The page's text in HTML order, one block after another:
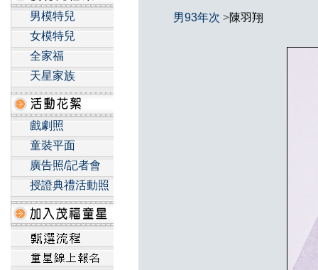
男模特兒
女模特兒
全家福
天星家族
戲劇照
童裝平面
廣告照/記者會
授證典禮活動照
男93年次 >陳羽翔